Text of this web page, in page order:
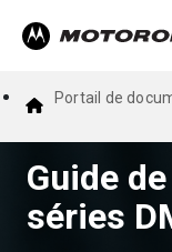
Portail de
Guide
séries